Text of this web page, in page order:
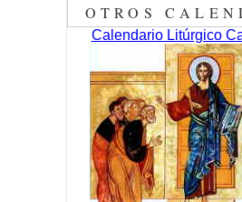
OTROS
Calendario Litúrgico